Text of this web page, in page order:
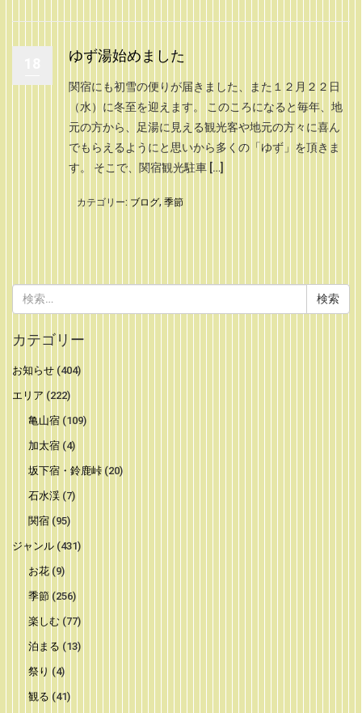
ゆず湯始めました
関宿にも初雪の便りが届きました、また１２月２２日
（水）に冬至を迎えます。 このころになると毎年、地
元の方から、足湯に見える観光客や地元の方々に喜ん
でもらえるようにと思いから多くの「ゆず」を頂きま
す。 そこで、関宿観光駐車 […]
カテゴリー: ブログ, 季節
索:
カテゴリー
お知らせ (404)
エリア (222)
亀山宿(109)
加太宿(4)
坂下宿・鈴鹿峠(20)
石水渓(7)
関宿(95)
ジャンル (431)
お花(9)
季節 (256)
楽しむ (77)
泊まる (13)
祭り (4)
観る (41)